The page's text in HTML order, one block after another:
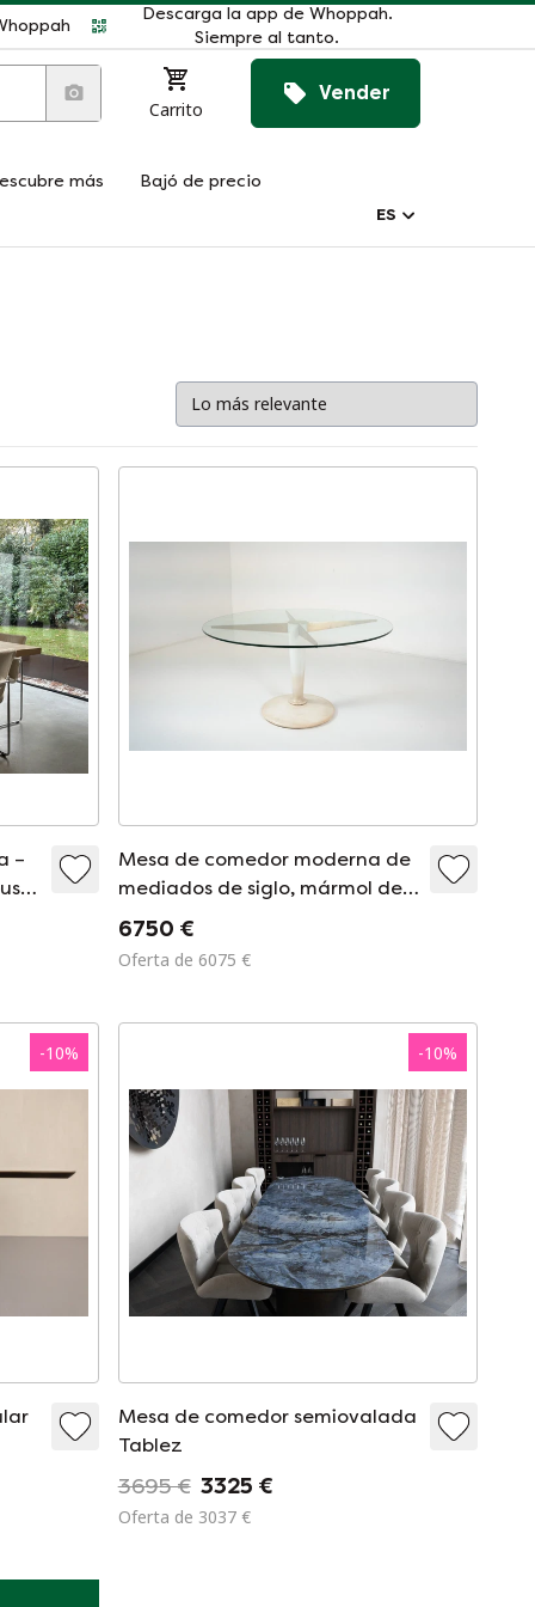
Descarga la app de Whoppah.
Siempre al tanto.
Carrito
Vender
más
Bajó de precio
ES
–
Mesa de comedor moderna de
mediados de siglo, mármol de
Carrara, bronce y vidrio, Italia,
6750 €
Oferta de 6075 €
-10% -10%
Mesa de comedor semiovalada
Tablez
3695 € 3325 €
Oferta de 3037 €